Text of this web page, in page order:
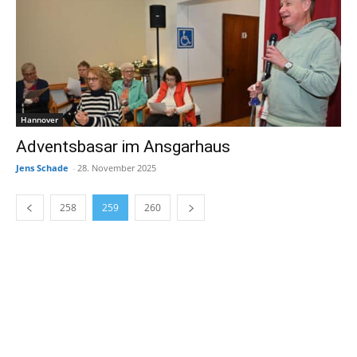
Hannover
Adventsbasar im Ansgarhaus
Jens Schade - 28. November 2025
258 259 260